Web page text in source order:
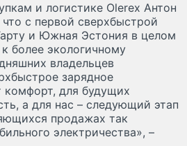
и логистике Olerex Антон
с первой сверхбыстрой
и Южная Эстония в целом
более экологичному
владельцев
зарядное
комфорт, для будущих
а для нас – следующий этап
продажах так
электричества», –